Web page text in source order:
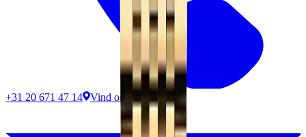
+31 20 671 47 14 Vind ons